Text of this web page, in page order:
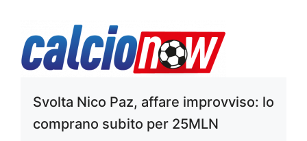
Svolta Nico Paz, affare improvviso: lo
comprano subito per 25MLN